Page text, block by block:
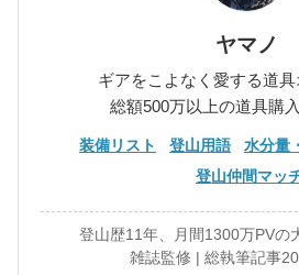
ヤマノ
ギアをこよなく愛する道具
総額500万以上の道具購
装備リスト 登山用語
水分量
登山仲間マッ
登山歴11年、月間1300万PVの
雑誌監修 | 総執筆記事